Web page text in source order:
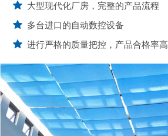
大型现代化厂房，完整的产品流程
多台进口的自动数控设备
进行严格的质量把控，产品合格率高